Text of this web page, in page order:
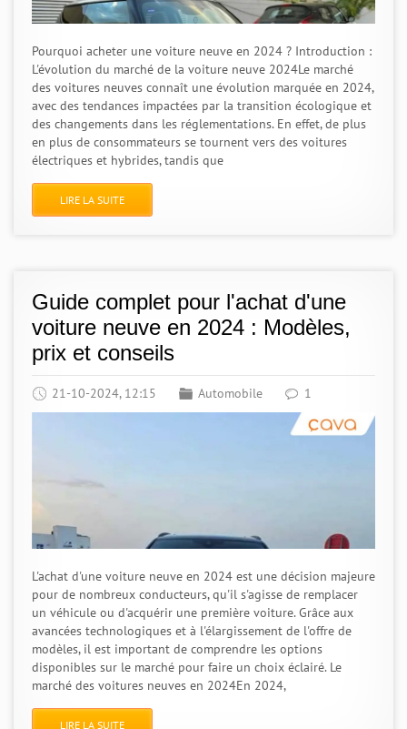
Pourquoi acheter une voiture neuve en 2024 ? Introduction :
L'évolution du marché de la voiture neuve 2024Le marché
des voitures neuves connaît une évolution marquée en 2024,
avec des tendances impactées par la transition écologique et
des changements dans les réglementations. En effet, de plus
en plus de consommateurs se tournent vers des voitures
électriques et hybrides, tandis que
LIRE LA SUITE
Guide complet pour l'achat d'une
voiture neuve en 2024 : Modèles,
prix et conseils
21-10-2024, 12:15 Automobile 1
L'achat d'une voiture neuve en 2024 est une décision majeure
pour de nombreux conducteurs, qu'il s'agisse de remplacer
un véhicule ou d'acquérir une première voiture. Grâce aux
avancées technologiques et à l'élargissement de l'offre de
modèles, il est important de comprendre les options
disponibles sur le marché pour faire un choix éclairé. Le
marché des voitures neuves en 2024En 2024,
LIRE LA SUITE